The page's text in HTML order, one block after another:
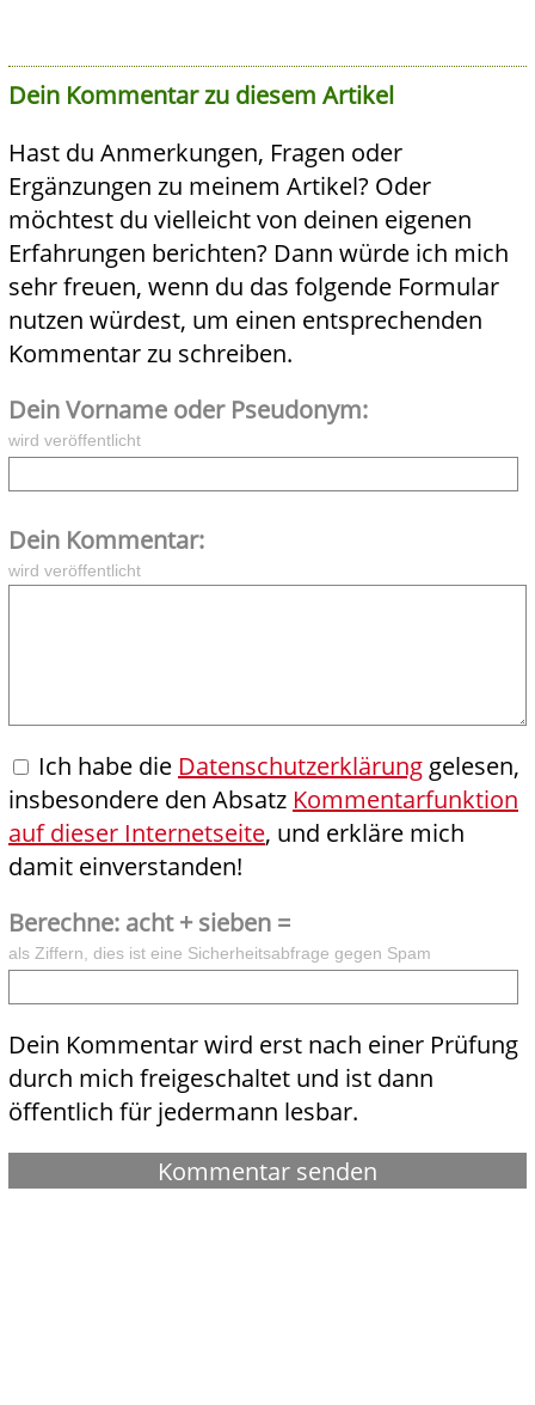
Dein Kommentar zu diesem Artikel
Hast du Anmerkungen, Fragen oder
Ergänzungen zu meinem Artikel? Oder
möchtest du vielleicht von deinen eigenen
Erfahrungen berichten? Dann würde ich mich
sehr freuen, wenn du das folgende Formular
nutzen würdest, um einen entsprechenden
Kommentar zu schreiben.
Dein Vorname oder Pseudonym:
wird veröffentlicht
Dein Kommentar:
wird veröffentlicht
Ich habe die Datenschutzerklärung gelesen,
insbesondere den Absatz Kommentarfunktion
auf dieser Internetseite, und erkläre mich
damit einverstanden!
Berechne: acht + sieben =
als Ziffern, dies ist eine Sicherheitsabfrage gegen Spam
Dein Kommentar wird erst nach einer Prüfung
durch mich freigeschaltet und ist dann
öffentlich für jedermann lesbar.